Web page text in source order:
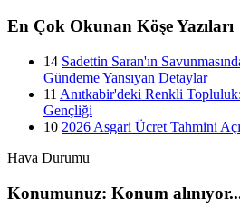
En Çok Okunan Köşe Yazıları
14 Sadettin Saran'ın
Gündeme Yansıyan Detaylar
11 Anıtkabir'deki Renkli
Gençliği
10 2026 Asgari Ücret Tahmini
Hava Durumu
Konumunuz: Konum